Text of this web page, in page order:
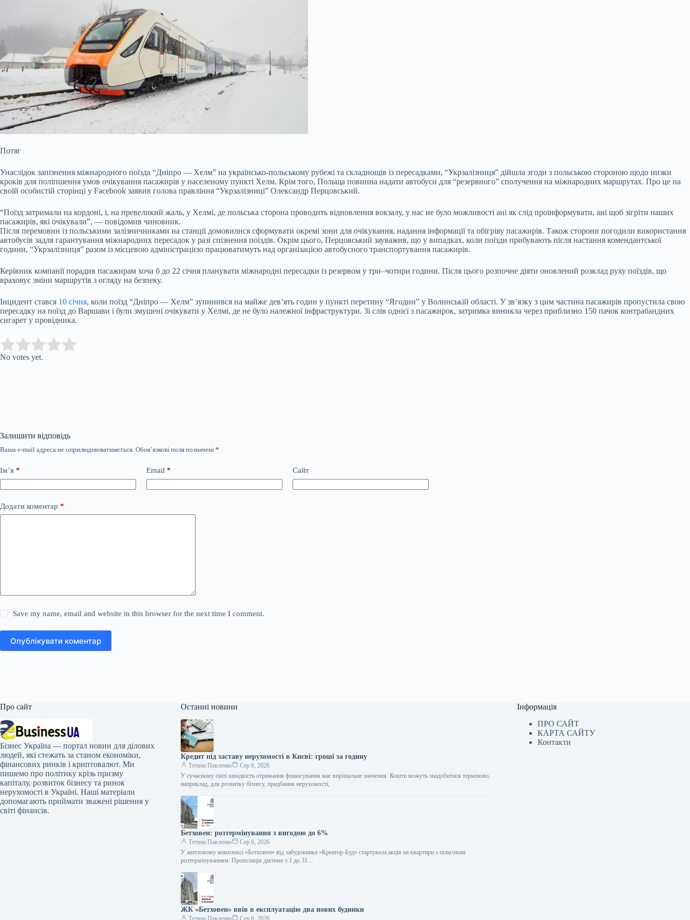
Потяг
Унаслідок запізнення міжнародного поїзда “Дніпро — Хелм” на українсько-польському рубежі та складнощів із пересадками, “Укрзалізниця” дійшла згоди з польською стороною щодо низки
кроків для поліпшення умов очікування пасажирів у населеному пункті Хелм. Крім того, Польща повинна надати автобуси для “резервного” сполучення на міжнародних маршрутах. Про це на
своїй особистій сторінці у Facebook заявив голова правління “Укрзалізниці” Олександр Перцовський.
“Поїзд затримали на кордоні, і, на превеликий жаль, у Хелмі, де польська сторона проводить відновлення вокзалу, у нас не було можливості ані як слід проінформувати, ані щоб зігріти наших
пасажирів, які очікували”, — повідомив чиновник.
Після перемовин із польськими залізничниками на станції домовилися сформувати окремі зони для очікування, надання інформації та обігріву пасажирів. Також сторони погодили використання
автобусів задля гарантування міжнародних пересадок у разі спізнення поїздів. Окрім цього, Перцовський зауважив, що у випадках, коли поїзди прибувають після настання комендантської
години, “Укрзалізниця” разом із місцевою адміністрацією працюватимуть над організацією автобусного транспортування пасажирів.
Керівник компанії порадив пасажирам хоча б до 22 січня планувати міжнародні пересадки із резервом у три–чотири години. Після цього розпочне діяти оновлений розклад руху поїздів, що
враховує зміни маршрутів з огляду на безпеку.
Інцидент стався 10 січня, коли поїзд “Дніпро — Хелм” зупинився на майже дев’ять годин у пункті перетину “Ягодин” у Волинській області. У зв’язку з цим частина пасажирів пропустила свою
пересадку на поїзд до Варшави і були змушені очікувати у Хелмі, де не було належної інфраструктури. Зі слів однієї з пасажирок, затримка виникла через приблизно 150 пачок контрабандних
сигарет у провідника.
Rate this item:
No votes yet.
Залишити відповідь
Ваша e-mail адреса не оприлюднюватиметься. Обов’язкові поля позначені *
Ім’я * Email * Сайт
Додати коментар *
Save my name, email and website in this browser for the next time I comment.
Опублікувати коментар
Про сайт
Бізнес Україна — портал новин для ділових
людей, які стежать за станом економіки,
фінансових ринків і криптовалют. Ми
пишемо про політику крізь призму
капіталу, розвиток бізнесу та ринок
нерухомості в Україні. Наші матеріали
допомагають приймати зважені рішення у
світі фінансів.
Останні новини
Кредит під заставу нерухомості в Києві: гроші за годину
Тетяна Павленко
Сер 6, 2026
У сучасному світі швидкість отримання фінансування має вирішальне значення. Кошти можуть знадобитися терміново,
наприклад, для розвитку бізнесу, придбання нерухомості,
Бетховен: розтермінування з вигодою до 6%
Тетяна Павленко
Сер 6, 2026
У житловому комплексі «Бетховен» від забудовника «Креатор-Буд» стартувала акція на квартири з пільговим
розтермінуванням. Пропозиція діятиме з 1 до 31…
ЖК «Бетховен» ввів в експлуатацію два нових будинки
Тетяна Павленко Сер 6, 2026
Інформація
ПРО САЙТ
КАРТА САЙТУ
Контакти